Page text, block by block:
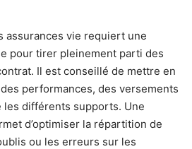
assurances vie requiert une
pour tirer pleinement parti des
Il est conseillé de mettre en
performances, des versements
différents supports. Une
d’optimiser la répartition de
ou les erreurs sur les